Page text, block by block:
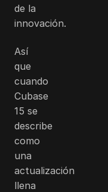
de la
innovación.
Así
que
cuando
Cubase
15 se
describe
como
una
actualización
llena